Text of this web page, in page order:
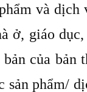
và
ở, giáo
của bản
sản phẩm/